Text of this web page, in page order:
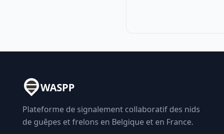
WASPP
Plateforme de signalement collaboratif des nids
de guêpes et frelons en Belgique et en France.